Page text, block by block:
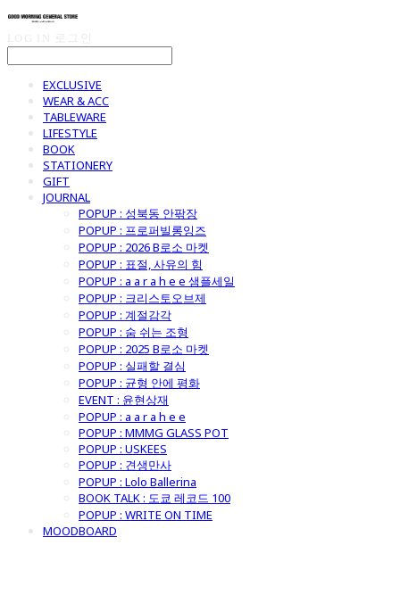
EXCLUSIVE
WEAR & ACC
TABLEWARE
LIFESTYLE
BOOK
STATIONERY
GIFT
JOURNAL
POPUP : 성북동 안팎장
POPUP : 프로퍼빌롱잉즈
POPUP : 2026 B로소 마켓
POPUP : 표절, 사유의 힘
POPUP : a a r a h e e 샘플세일
POPUP : 크리스토오브제
POPUP : 계절감각
POPUP : 숨 쉬는 조형
POPUP : 2025 B로소 마켓
POPUP : 실패할 결심
POPUP : 균형 안에 평화
EVENT : 윤현상재
POPUP : a a r a h e e
POPUP : MMMG GLASS POT
POPUP : USKEES
POPUP : 견생만사
POPUP : Lolo Ballerina
BOOK TALK : 도쿄 레코드 100
POPUP : WRITE ON TIME
MOODBOARD